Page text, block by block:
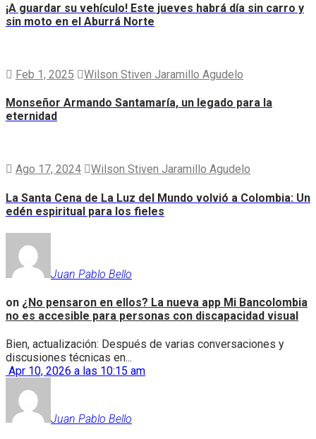
¡A guardar su vehículo! Este jueves habrá día sin carro y
sin moto en el Aburrá Norte
Feb 1, 2025 Wilson Stiven Jaramillo Agudelo
Monseñor Armando Santamaría, un legado para la
eternidad
Ago 17, 2024 Wilson Stiven Jaramillo Agudelo
La Santa Cena de La Luz del Mundo volvió a Colombia: Un
edén espiritual para los fieles
Juan Pablo Bello
on ¿No pensaron en ellos? La nueva app Mi Bancolombia
no es accesible para personas con discapacidad visual
Bien, actualización: Después de varias conversaciones y
discusiones técnicas en...
Apr 10, 2026 a las 10:15 am
Juan Pablo Bello